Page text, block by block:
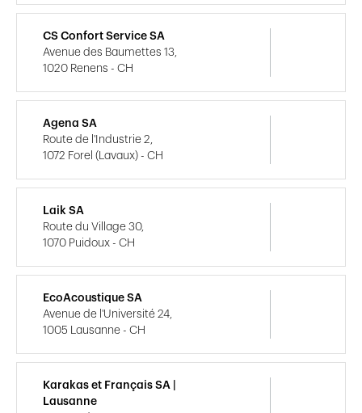
CS Confort Service SA
Avenue des Baumettes 13,
1020 Renens - CH
Agena SA
Route de l'Industrie 2,
1072 Forel (Lavaux) - CH
Laik SA
Route du Village 30,
1070 Puidoux - CH
EcoAcoustique SA
Avenue de l'Université 24,
1005 Lausanne - CH
Karakas et Français SA |
Lausanne